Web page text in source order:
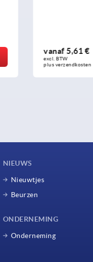
vanaf 5,61 €
excl. BTW
plus verzendkosten
NIEUWS
Nieuwtjes
Beurzen
ONDERNEMING
Onderneming